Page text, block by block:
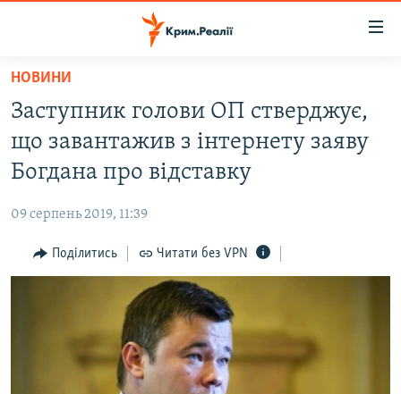
Перейти
основного
матеріалу
Перейти
до
основної
навігації
Перейти
до
ВОДА.КРИМ
ВІДЕО ТА ФОТО
БЛОГИ
ПОГЛЯД
СПЕЦПРОЕКТИ
ЯК ОБІЙТИ БЛОКУВАННЯ
НОВИНИ
Заступник голови ОП стверджує,
що завантажив з інтернету заяву
Богдана про відставку
09 серпень 2019, 11:39
Поділитись Читати без VPN